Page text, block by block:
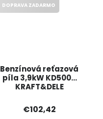
Benzínová reťazová
píla 3,9kW KD5000
KRAFT&DELE
DOPRAVA ZADARMO
€102,42